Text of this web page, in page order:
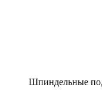
Шпиндельные